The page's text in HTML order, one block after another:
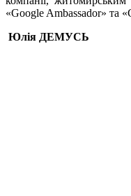
«Google Ambassador» та
Юлія ДЕМУСЬ